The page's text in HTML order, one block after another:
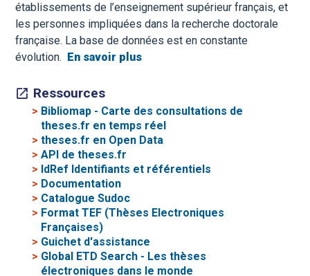
établissements de l’enseignement supérieur français, et
les personnes impliquées dans la recherche doctorale
française. La base de données est en constante
évolution.
En savoir plus
Ressources
> Bibliomap - Carte des consultations de
theses.fr en temps réel
>theses.fr en Open Data
>API de theses.fr
> IdRef Identifiants et référentiels
> Documentation
> Catalogue Sudoc
> Format TEF (Thèses Electroniques
Françaises)
> Guichet d'assistance
> Global ETD Search - Les thèses
électroniques dans le monde